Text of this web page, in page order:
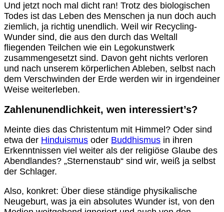
Und jetzt noch mal dicht ran! Trotz des biologischen
Todes ist das Leben des Menschen ja nun doch auch
ziemlich, ja richtig unendlich. Weil wir Recycling-
Wunder sind, die aus den durch das Weltall
fliegenden Teilchen wie ein Legokunstwerk
zusammengesetzt sind. Davon geht nichts verloren
und nach unserem körperlichen Ableben, selbst nach
dem Verschwinden der Erde werden wir in irgendeiner
Weise weiterleben.
Zahlenunendlichkeit, wen interessiert’s?
Meinte dies das Christentum mit Himmel? Oder sind
etwa der Hinduismus oder Buddhismus in ihren
Erkenntnissen viel weiter als der religiöse Glaube des
Abendlandes? „Sternenstaub“ sind wir, weiß ja selbst
der Schlager.
Also, konkret: Über diese ständige physikalische
Neugeburt, was ja ein absolutes Wunder ist, von den